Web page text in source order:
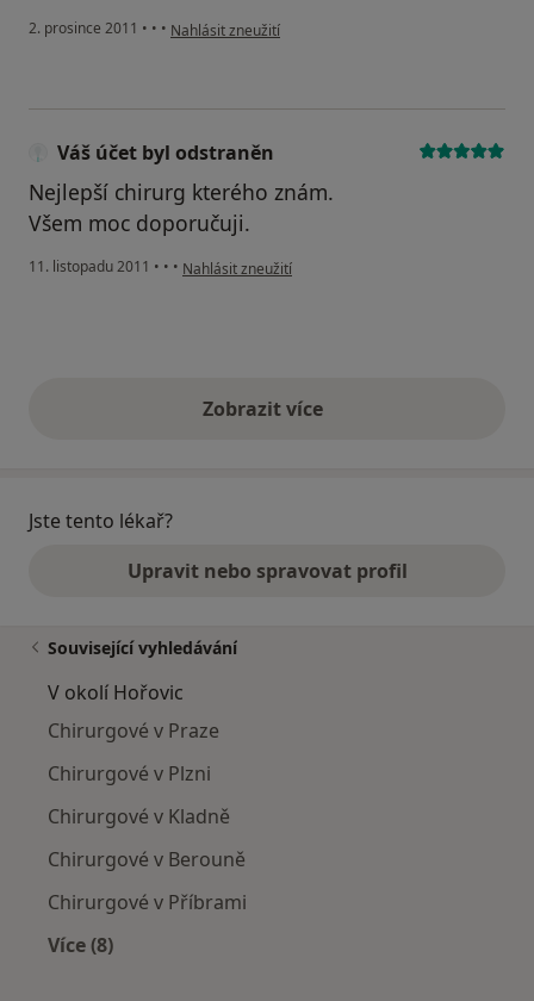
2. prosince 2011 • • • podle názoru uživatele Pacient
Nahlásit zneužití
Váš účet byl odstraněn
Nejlepší chirurg kterého znám.
Všem moc doporučuji.
11. listopadu 2011 • • • podle názoru uživatele Váš účet byl odstraněn
Nahlásit zneužití
Zobrazit vícevýše uvedené názory
Jste tento lékař?
Upravit nebo spravovat profil
Související vyhledávání
V okolí Hořovic
Chirurgové v Praze
Chirurgové v Plzni
Chirurgové v Kladně
Chirurgové v Berouně
Chirurgové v Příbrami
Více (8)